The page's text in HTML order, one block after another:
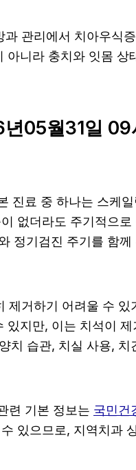
관리에서 치아우
아니라 충치와 잇몸
05월31일 09
진료 중 하나는 스케
없더라도 주기적으
정기검진 주기를 함
제거하기 어려울 수
있지만, 이는 치석이
치 습관, 치실 사용,
련 기본 정보는 국민건
있으므로, 지역치과